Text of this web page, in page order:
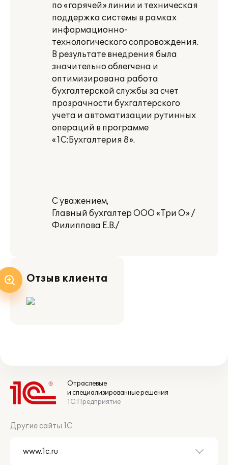
по «горячей» линии и техническая
поддержка системы в рамках
информационно-
технологического сопровождения.
В результате внедрения была
значительно облегчена и
оптимизирована работа
бухгалтерской службы за счет
прозрачности бухгалтерского
учета и автоматизации рутинных
операций в программе
«1С:Бухгалтерия 8».
С уважением,
Главный бухгалтер ООО «Три О» /
Филиппова Е.В./
Отзыв клиента
Отраслевые
и специализированные решения
1С:Предприятие
Другие сайты 1С